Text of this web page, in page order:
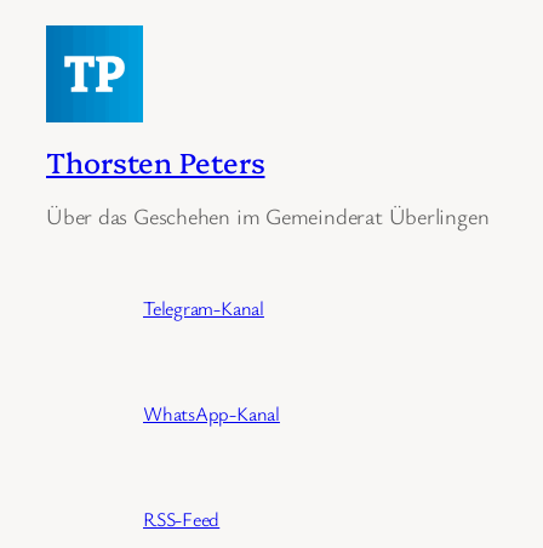
Thorsten Peters
Über das Geschehen im Gemeinderat Überlingen
Telegram-Kanal
WhatsApp-Kanal
RSS-Feed